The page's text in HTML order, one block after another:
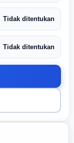
Tidak ditentukan
Tidak ditentukan